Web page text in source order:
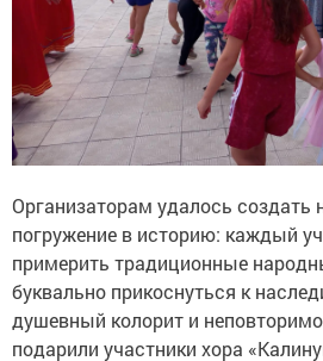
Организаторам удалось создать
погружение в историю: каждый
примерить традиционные
буквально прикоснуться к
душевный колорит и
подарили участники хора